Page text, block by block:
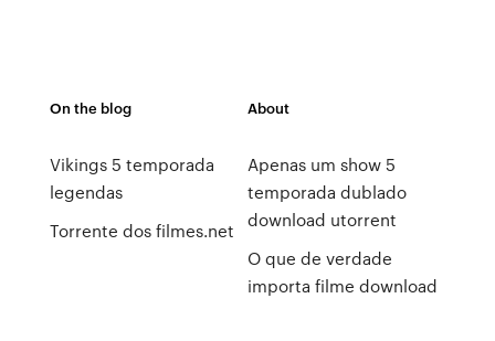
On the blog
Vikings 5 temporada
legendas
Torrente dos filmes.net
About
Apenas um show 5
temporada dublado
download utorrent
O que de verdade
importa filme download